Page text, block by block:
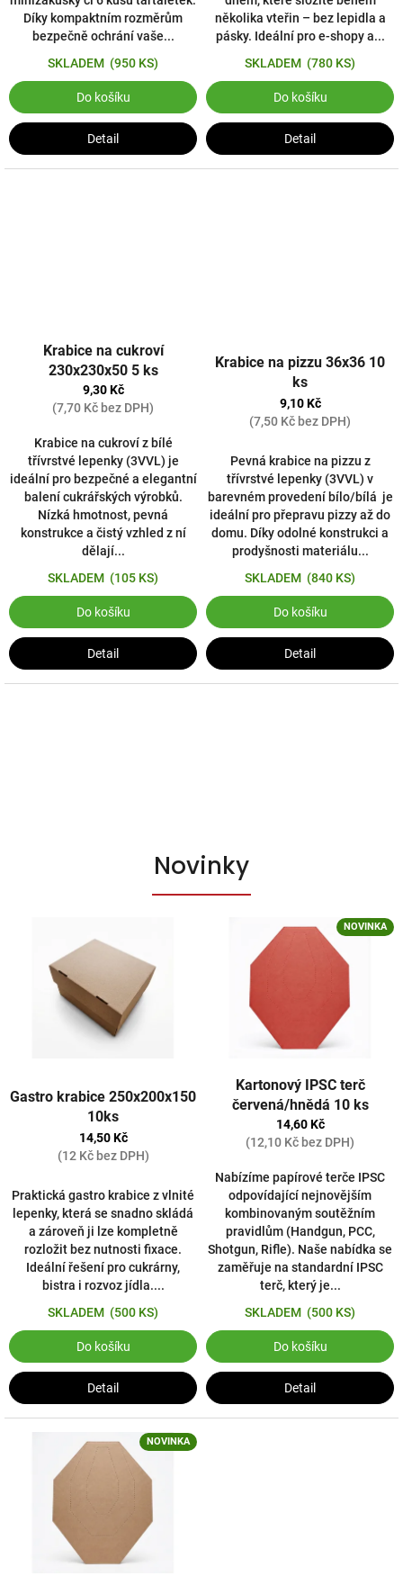
Díky kompaktním rozměrům
bezpečně ochrání vaše...
SKLADEM (950 KS)
Do košíku
Detail
několika vteřin – bez lepidla a
pásky. Ideální pro e-shopy a...
SKLADEM (780 KS)
Do košíku
Detail
Krabice na cukroví
230x230x50 5 ks
9,30 Kč
(7,70 Kč bez DPH)
Krabice na cukroví z bílé
třívrstvé lepenky (3VVL) je
ideální pro bezpečné a elegantní
balení cukrářských výrobků.
Nízká hmotnost, pevná
konstrukce a čistý vzhled z ní
dělají...
SKLADEM (105 KS)
Do košíku
Detail
Krabice na pizzu 36x36 10
ks
9,10 Kč
(7,50 Kč bez DPH)
Pevná krabice na pizzu z
třívrstvé lepenky (3VVL) v
barevném provedení bílo/bílá je
ideální pro přepravu pizzy až do
domu. Díky odolné konstrukci a
prodyšnosti materiálu...
SKLADEM (840 KS)
Do košíku
Detail
Novinky
Gastro krabice 250x200x150
10ks
14,50 Kč
(12 Kč bez DPH)
Praktická gastro krabice z vlnité
lepenky, která se snadno skládá
a zároveň ji lze kompletně
rozložit bez nutnosti fixace.
Ideální řešení pro cukrárny,
bistra i rozvoz jídla....
SKLADEM (500 KS)
Do košíku
Detail
NOVINKA
Kartonový IPSC terč
červená/hnědá 10 ks
14,60 Kč
(12,10 Kč bez DPH)
Nabízíme papírové terče IPSC
odpovídající nejnovějším
kombinovaným soutěžním
pravidlům (Handgun, PCC,
Shotgun, Rifle). Naše nabídka se
zaměřuje na standardní IPSC
terč, který je...
SKLADEM (500 KS)
Do košíku
Detail
NOVINKA